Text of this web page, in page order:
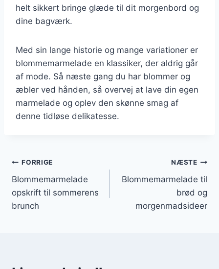
helt sikkert bringe glæde til dit morgenbord og
dine bagværk.
Med sin lange historie og mange variationer er
blommemarmelade en klassiker, der aldrig går
af mode. Så næste gang du har blommer og
æbler ved hånden, så overvej at lave din egen
marmelade og oplev den skønne smag af
denne tidløse delikatesse.
Indlægsnavigation
FORRIGE
Blommemarmelade
opskrift til sommerens
brunch
NÆSTE
Blommemarmelade til
brød og
morgenmadsideer